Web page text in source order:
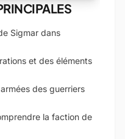
Sigmar dans
et des éléments
des guerriers
la faction de